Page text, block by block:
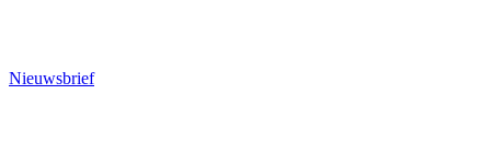
Nieuwsbrief